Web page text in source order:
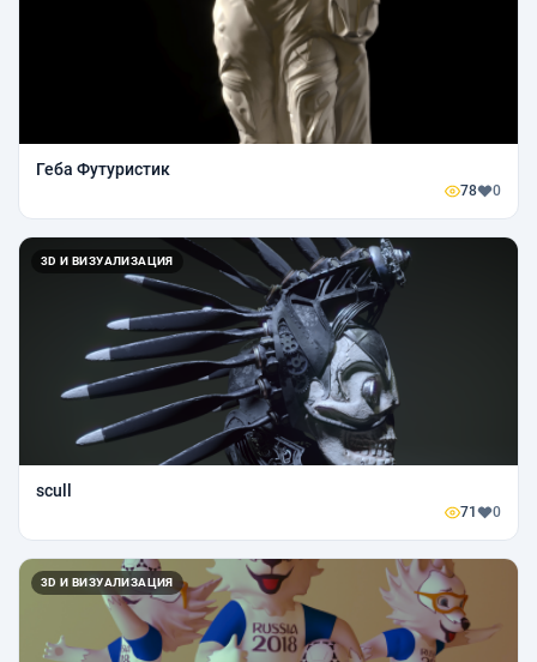
Геба Футуристик
78 0
3D И ВИЗУАЛИЗАЦИЯ
scull
71 0
3D И ВИЗУАЛИЗАЦИЯ